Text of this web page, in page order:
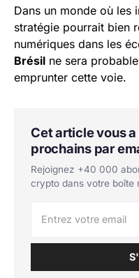
Dans un monde où les
stratégie pourrait bien
numériques dans les
Brésil ne sera
emprunter cette voie.
Cet article vous
prochains par
Rejoignez +40 000
crypto dans votre boîte